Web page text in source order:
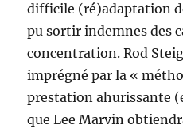
difficile (ré)adaptation
pu sortir indemnes des
concentration. Rod
imprégné par la «
prestation ahurissante
que Lee Marvin